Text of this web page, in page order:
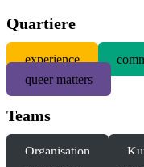
Quartiere
experience
queer matters
Teams
Organisation